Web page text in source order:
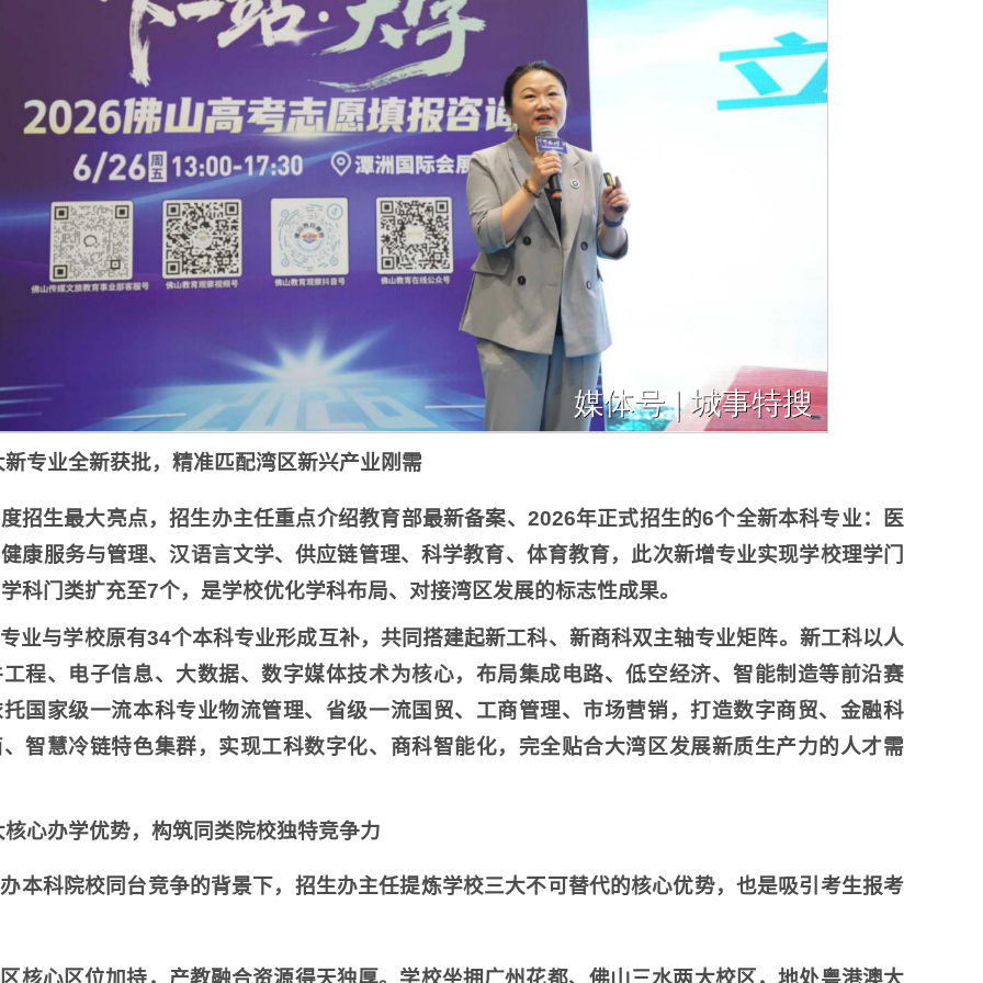
专业全新获批，精准匹配湾区新兴产业刚需
招生最大亮点，招生办主任重点介绍教育部最新备案、2026年正式招生的6个全新本科专业：医
康服务与管理、汉语言文学、供应链管理、科学教育、体育教育，此次新增专业实现学校理学门
科门类扩充至7个，是学校优化学科布局、对接湾区发展的标志性成果。
业与学校原有34个本科专业形成互补，共同搭建起新工科、新商科双主轴专业矩阵。新工科以人
程、电子信息、大数据、数字媒体技术为核心，布局集成电路、低空经济、智能制造等前沿赛
国家级一流本科专业物流管理、省级一流国贸、工商管理、市场营销，打造数字商贸、金融科
智慧冷链特色集群，实现工科数字化、商科智能化，完全贴合大湾区发展新质生产力的人才需
心办学优势，构筑同类院校独特竞争力
本科院校同台竞争的背景下，招生办主任提炼学校三大不可替代的核心优势，也是吸引考生报考
核心区位加持，产教融合资源得天独厚。学校坐拥广州花都、佛山三水两大校区，地处粤港澳大